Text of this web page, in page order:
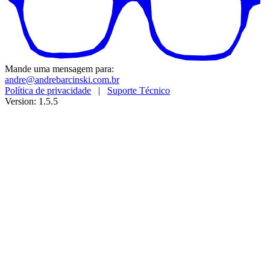
Mande uma mensagem para:
andre@andrebarcinski.com.br
Política de privacidade | Suporte Técnico
Version: 1.5.5